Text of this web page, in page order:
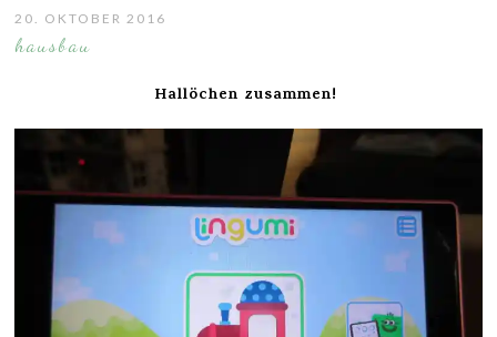
20. OKTOBER 2016
hausbau
Hallöchen zusammen!